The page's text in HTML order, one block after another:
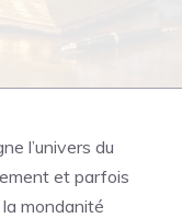
l’univers du
et parfois
mondanité